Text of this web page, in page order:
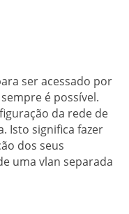
ser acessado por
é possível.
da rede de
Isto significa fazer
dos seus
uma vlan separada